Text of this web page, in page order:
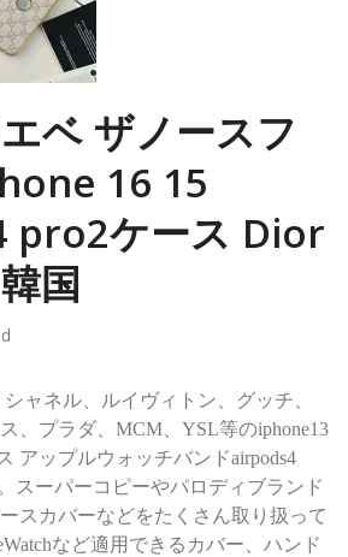
ベ ザノースフ
16 15
pro2ケース Dior
国
ャネル、ルイヴィトン、グッチ、
、プラダ、MCM、YSL等のiphone13
アップルウォッチバンドairpods4
スーパーコピーやパロディブランド
スカバーなどをたくさん取り扱って
など適用できるカバー、ハンド